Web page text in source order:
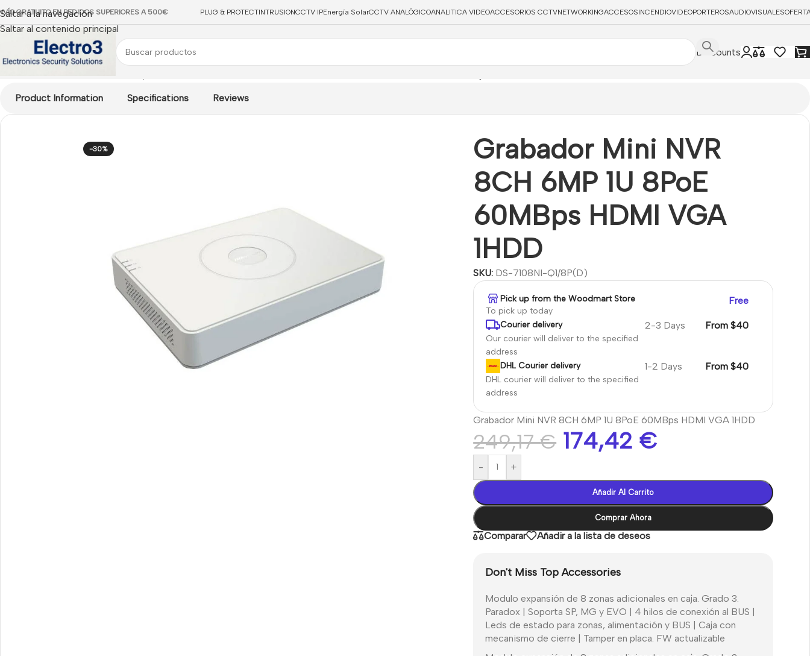
Saltar a la navegación
Saltar al contenido principal
GRATUITO EN PEDIDOS SUPERIORES A 500€ PLUG & PROTECTINTRUSIONCCTV IPEnergía SolarCCTV ANALÓGICOANALITICA VIDEOACCESORIOS CCTVNETWORKINGACCESOSINCENDIOVIDEOPORTEROSAUDIOVISUALES
Discounts
Product Information Specifications Reviews
-30%
Grabador Mini NVR
8CH 6MP 1U 8PoE
60MBps HDMI VGA
1HDD
SKU: DS-7108NI-Q1/8P(D)
Pick up from the Woodmart Store
To pick up today
Free
Courier delivery
Our courier will deliver to the specified
address
2-3 Days From $40
DHL Courier delivery
DHL courier will deliver to the specified
address
1-2 Days From $40
Grabador Mini NVR 8CH 6MP 1U 8PoE 60MBps HDMI VGA 1HDD
249,17€ 174,42 €
- +
Añadir Al Carrito
Comprar Ahora
Comparar Añadir a la lista de deseos
Don't Miss Top Accessories
Modulo expansión de 8 zonas adicionales en caja. Grado 3.
Paradox | Soporta SP, MG y EVO | 4 hilos de conexión al BUS |
Leds de estado para zonas, alimentación y BUS | Caja con
mecanismo de cierre | Tamper en placa. FW actualizable